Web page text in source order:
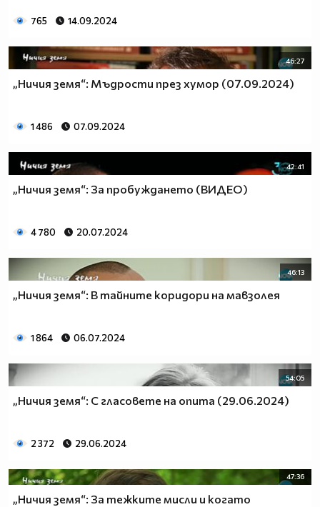
765 14.09.2024
46:27
„Ничия земя“: Мъдрости през хумор (07.09.2024)
1 486 07.09.2024
42:41
„Ничия земя“: За пробуждането (ВИДЕО)
4 780 20.07.2024
46:13
„Ничия земя“: В тайните коридори на мавзолея
1 864 06.07.2024
54:05
„Ничия земя“: С гласовете на опита (29.06.2024)
2 372 29.06.2024
47:36
„Ничия земя“: За тежките мисли и когато